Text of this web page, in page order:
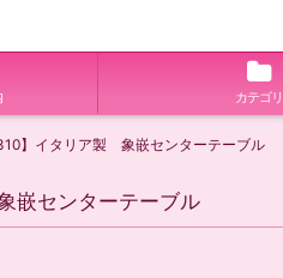
カテゴリ
】イタリア製 象嵌センターテーブル
嵌センターテーブル